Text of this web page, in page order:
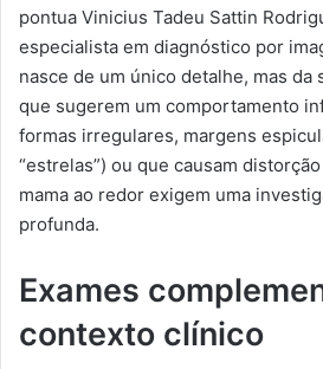
pontua Vinicius Tadeu Sattin
especialista em diagnóstico por
nasce de um único detalhe, mas da
que sugerem um comportamento
formas irregulares, margens
“estrelas”) ou que causam
mama ao redor exigem uma
profunda.
Exames
contexto clínico